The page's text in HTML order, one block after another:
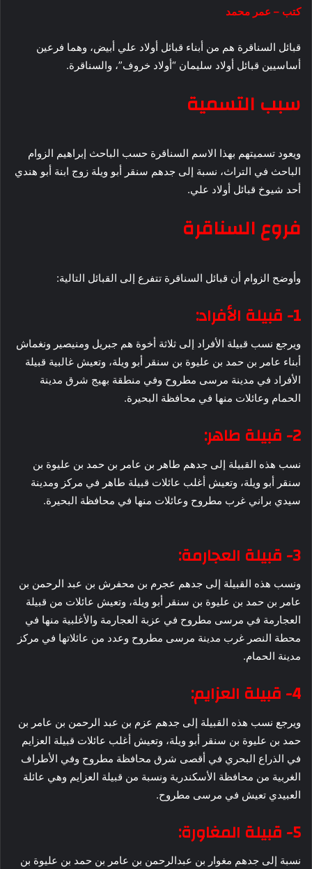
كتب – عمر محمد
قبائل السناقرة هم من أبناء قبائل أولاد علي أبيض، وهما فرعين
أساسيين قبائل أولاد سليمان “أولاد خروف”، والسناقرة.
سبب التسمية
ويعود تسميتهم بهذا الاسم السناقرة حسب الباحث إبراهيم الزوام
الباحث في التراث، نسبة إلى جدهم سنقر أبو ويلة زوج ابنة أبو هندي
أحد شيوخ قبائل أولاد علي.
فروع السناقرة
وأوضح الزوام أن قبائل السناقرة تتفرع إلى القبائل التالية:
1- قبيلة الأفراد:
ويرجع نسب قبيلة الأفراد إلى ثلاثة أخوة هم جبريل ومنيصير ونغماش
أبناء عامر بن حمد بن عليوة بن سنقر أبو ويلة، وتعيش غالبية قبيلة
الأفراد في مدينة مرسى مطروح وفي منطقة بهيج شرق مدينة
الحمام وعائلات منها في محافظة البحيرة.
2- قبيلة طاهر:
نسب هذه القبيلة إلى جدهم طاهر بن عامر بن حمد بن عليوة بن
سنقر أبو ويلة، وتعيش أغلب عائلات قبيلة طاهر في مركز ومدينة
سيدي براني غرب مطروح وعائلات منها في محافظة البحيرة.
3- قبيلة العجارمة:
ونسب هذه القبيلة إلى جدهم عجرم بن محفرش بن عبد الرحمن بن
عامر بن حمد بن عليوة بن سنقر أبو ويلة، وتعيش عائلات من قبيلة
العجارمة في مرسى مطروح في عزبة العجارمة والأغلبية منها في
محطة النصر غرب مدينة مرسى مطروح وعدد من عائلاتها في مركز
مدينة الحمام.
4- قبيلة العزايم:
ويرجع نسب هذه القبيلة إلى جدهم عزم بن عبد الرحمن بن عامر بن
حمد بن عليوة بن سنقر أبو ويلة، وتعيش أغلب عائلات قبيلة العزايم
في الذراع البحري في أقصى شرق محافظة مطروح وفي الأطراف
الغربية من محافظة الأسكندرية ونسبة من قبيلة العزايم وهي عائلة
العبيدي تعيش في مرسى مطروح.
5- قبيلة المغاورة:
نسبة إلى جدهم مغوار بن عبدالرحمن بن عامر بن حمد بن عليوة بن